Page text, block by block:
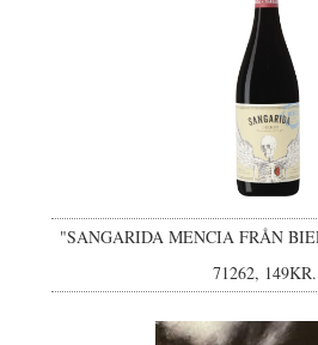
"SANGARIDA MENCIA FRÅN
71262,